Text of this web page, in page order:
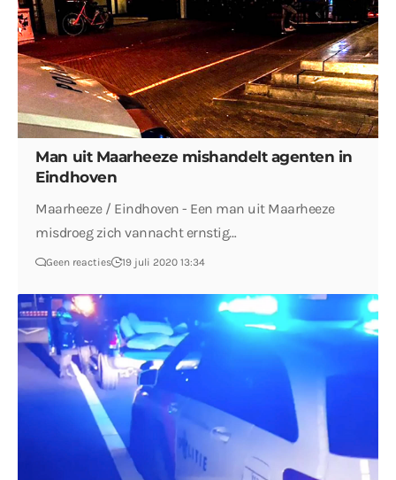
Man uit Maarheeze mishandelt agenten in
Eindhoven
Maarheeze / Eindhoven - Een man uit Maarheeze
misdroeg zich vannacht ernstig…
Geen reacties 19 juli 2020 13:34